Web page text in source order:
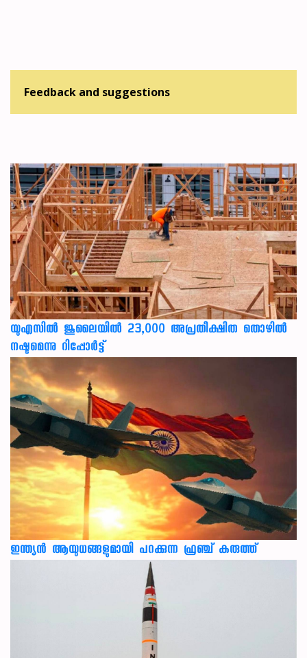
Feedback and suggestions
യുഎസില്‍ ജൂലൈയില്‍ 23,000 അപ്രതീക്ഷിത തൊഴില്‍
നഷ്ടമെന്നു റിപ്പോര്‍ട്ട്
ഇന്ത്യൻ ആയുധങ്ങളുമായി പറക്കുന്ന ഫ്രഞ്ച് കരുത്ത്